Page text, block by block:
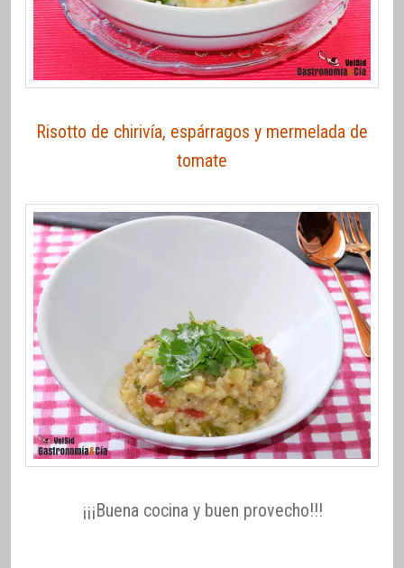
Risotto de chirivía, espárragos y mermelada de
tomate
¡¡¡Buena cocina y buen provecho!!!